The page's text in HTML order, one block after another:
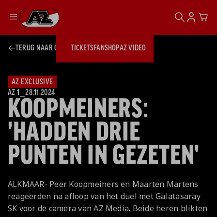
Ga naar onze homepage
TICKETSFANSHOPAZ VIDEO
TICKETS
AZ 1
AZ
VROUWEN
JONG AZ
BUSINESS
AZ Business
Wat is AZ
Business?
AZ Business
Events
Losse tickets
Hospitality
Kees Kist
Lounge
Georg Kessler
Lounge
Skybox
Exposure
Partnership
Bestel je
seizoenkaart
Nieuws
Teams
Club & Fans
ZOEKEN
TERUG NAAR OVERZICHT
KOOPMEINERS:
'HADDEN DRIE
PUNTEN IN GEZETEN'
AZ EXCLUSIVE
AZ 1
⎯28.11.2024
ALKMAAR- Peer Koopmeiners en Maarten Martens
reageerden na afloop van het duel met Galatasaray
SK voor de camera van AZ Media. Beide heren blikten